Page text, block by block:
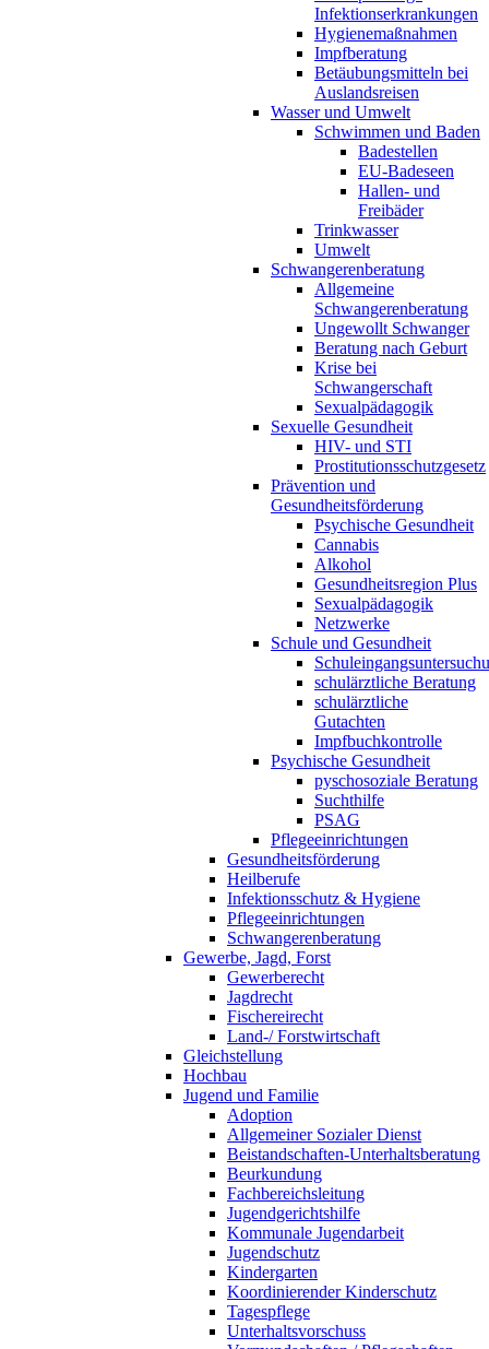
Infektionserkrankungen
Hygienemaßnahmen
Impfberatung
Betäubungsmitteln bei
Auslandsreisen
Wasser und Umwelt
Schwimmen und Baden
Badestellen
EU-Badeseen
Hallen- und
Freibäder
Trinkwasser
Umwelt
Schwangerenberatung
Allgemeine
Schwangerenberatung
Ungewollt Schwanger
Beratung nach Geburt
Krise bei
Schwangerschaft
Sexualpädagogik
Sexuelle Gesundheit
HIV- und STI
Prostitutionsschutzgesetz
Prävention und
Gesundheitsförderung
Psychische Gesundheit
Cannabis
Alkohol
Gesundheitsregion Plus
Sexualpädagogik
Netzwerke
Schule und Gesundheit
schulärztliche Beratung
schulärztliche
Gutachten
Impfbuchkontrolle
Psychische Gesundheit
pyschosoziale Beratung
Suchthilfe
PSAG
Pflegeeinrichtungen
Gesundheitsförderung
Heilberufe
Infektionsschutz & Hygiene
Pflegeeinrichtungen
Schwangerenberatung
Gewerbe, Jagd, Forst
Gewerberecht
Jagdrecht
Fischereirecht
Land-/ Forstwirtschaft
Gleichstellung
Hochbau
Jugend und Familie
Adoption
Allgemeiner Sozialer Dienst
Beistandschaften-Unterhaltsberatung
Beurkundung
Fachbereichsleitung
Jugendgerichtshilfe
Kommunale Jugendarbeit
Jugendschutz
Kindergarten
Koordinierender Kinderschutz
Tagespflege
Unterhaltsvorschuss